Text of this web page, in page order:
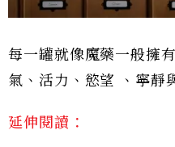
每一罐就像魔藥一般擁
氣、活力、慾望 、寧靜
延伸閱讀：